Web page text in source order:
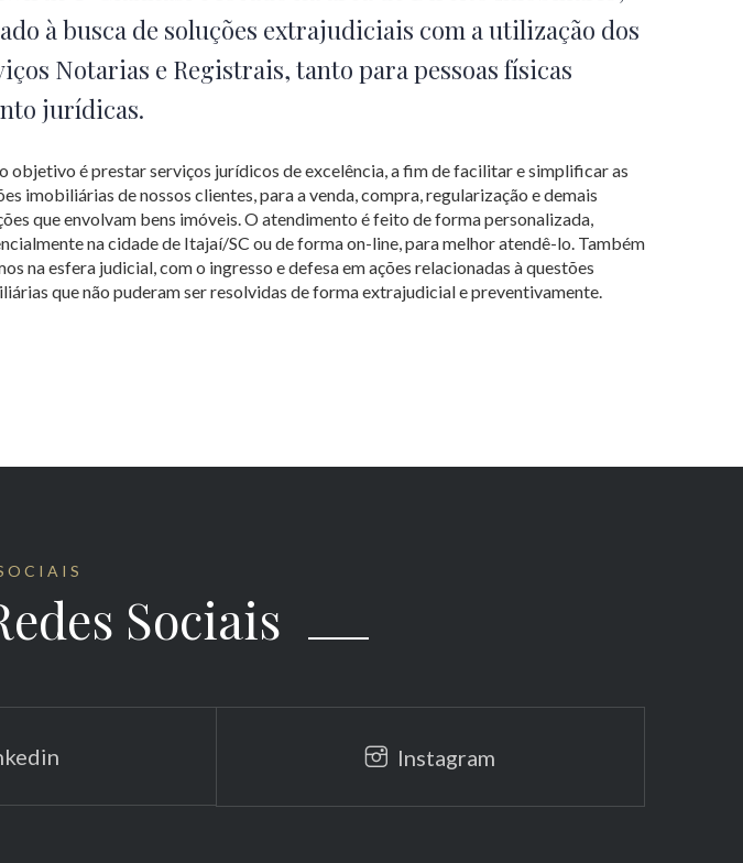
à busca de soluções extrajudiciais com a utilização dos
Notarias e Registrais, tanto para pessoas físicas
jurídicas.
objetivo é prestar serviços jurídicos de excelência, a fim de facilitar e simplificar as
imobiliárias de nossos clientes, para a venda, compra, regularização e demais
que envolvam bens imóveis. O atendimento é feito de forma personalizada,
na cidade de Itajaí/SC ou de forma on-line, para melhor atendê-lo. Também
na esfera judicial, com o ingresso e defesa em ações relacionadas à questões
que não puderam ser resolvidas de forma extrajudicial e preventivamente.
Sociais
Instagram